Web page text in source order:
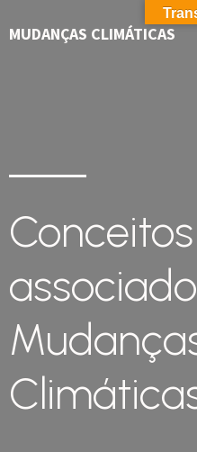
MUDANÇAS CLIMÁTICAS
Conceitos